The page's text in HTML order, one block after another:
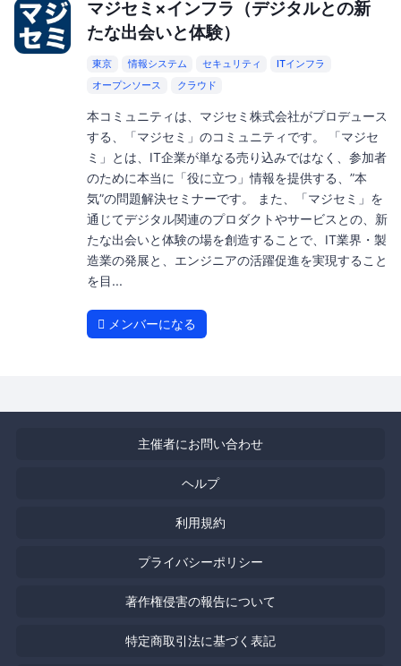
マジセミ×インフラ（デジタルとの新
たな出会いと体験）
東京 情報システム セキュリティ
ITインフラ
オープンソース
クラウド
本コミュニティは、マジセミ株式会社がプロデュース
する、「マジセミ」のコミュニティです。 「マジセ
ミ」とは、IT企業が単なる売り込みではなく、参加者
のために本当に「役に立つ」情報を提供する、”本
気”の問題解決セミナーです。 また、「マジセミ」を
通じてデジタル関連のプロダクトやサービスとの、新
たな出会いと体験の場を創造することで、IT業界・製
造業の発展と、エンジニアの活躍促進を実現すること
を目...
メンバーになる
主催者にお問い合わせ
ヘルプ
利用規約
プライバシーポリシー
著作権侵害の報告について
特定商取引法に基づく表記